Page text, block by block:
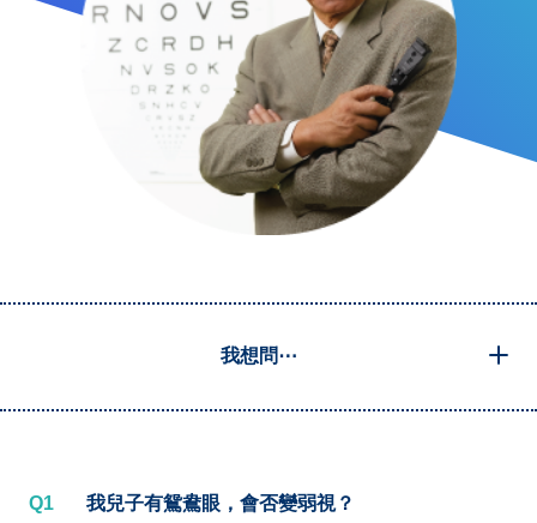
我想問⋯
Q1 我兒子有鴛鴦眼，會否變弱視？